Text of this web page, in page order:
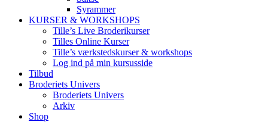
Syrammer
KURSER & WORKSHOPS
Tille’s Live Broderikurser
Tilles Online Kurser
Tille’s værkstedskurser & workshops
Log ind på min kursusside
Tilbud
Broderiets Univers
Broderiets Univers
Arkiv
Shop